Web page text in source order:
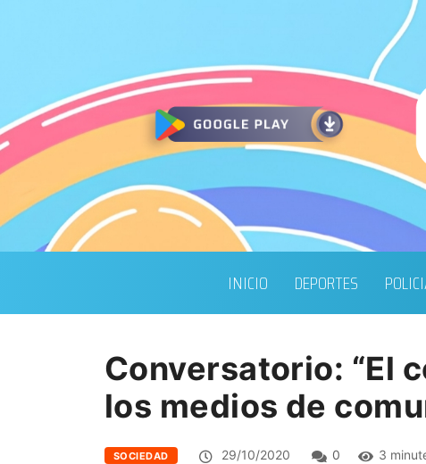
INICIO DEPORTES
Conversatorio: “El
los medios de
SOCIEDAD 29/10/2020 0 3